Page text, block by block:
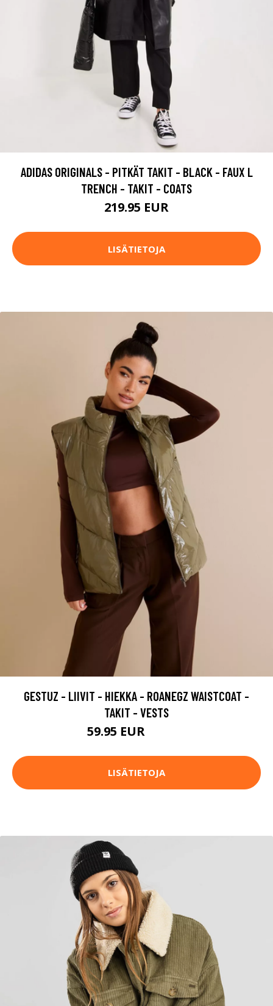
ADIDAS ORIGINALS - PITKÄT TAKIT - BLACK - FAUX L
TRENCH - TAKIT - COATS
219.95 EUR
LISÄTIETOJA
GESTUZ - LIIVIT - HIEKKA - ROANEGZ WAISTCOAT -
TAKIT - VESTS
59.95 EUR
LISÄTIETOJA